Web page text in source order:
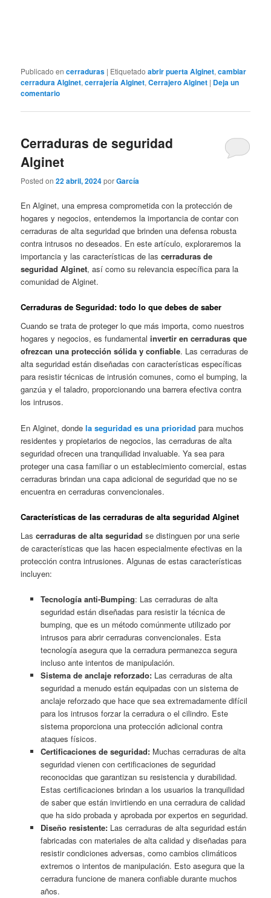
Publicado en cerraduras | Etiquetado abrir puerta Alginet,cambiar
cerradura Alginet,cerrajería Alginet,Cerrajero Alginet | Deja un
comentario
Cerraduras de seguridad
Alginet
Posted on22 abril, 2024porGarcía
En Alginet, una empresa comprometida con la protección de
hogares y negocios, entendemos la importancia de contar con
cerraduras de alta seguridad que brinden una defensa robusta
contra intrusos no deseados. En este artículo, exploraremos la
importancia y las características de las cerraduras de
seguridad Alginet, así como su relevancia específica para la
comunidad de Alginet.
Cerraduras de Seguridad: todo lo que debes de saber
Cuando se trata de proteger lo que más importa, como nuestros
hogares y negocios, es fundamental invertir en cerraduras que
ofrezcan una protección sólida y confiable. Las cerraduras de
alta seguridad están diseñadas con características específicas
para resistir técnicas de intrusión comunes, como el bumping, la
ganzúa y el taladro, proporcionando una barrera efectiva contra
los intrusos.
En Alginet, dondela seguridad es una prioridad para muchos
residentes y propietarios de negocios, las cerraduras de alta
seguridad ofrecen una tranquilidad invaluable. Ya sea para
proteger una casa familiar o un establecimiento comercial, estas
cerraduras brindan una capa adicional de seguridad que no se
encuentra en cerraduras convencionales.
Características de las cerraduras de alta seguridad Alginet
Lascerraduras de alta seguridad se distinguen por una serie
de características que las hacen especialmente efectivas en la
protección contra intrusiones. Algunas de estas características
incluyen:
Tecnología anti-Bumping: Las cerraduras de alta
seguridad están diseñadas para resistir la técnica de
bumping, que es un método comúnmente utilizado por
intrusos para abrir cerraduras convencionales. Esta
tecnología asegura que la cerradura permanezca segura
incluso ante intentos de manipulación.
Sistema de anclaje reforzado:Las cerraduras de alta
seguridad a menudo están equipadas con un sistema de
anclaje reforzado que hace que sea extremadamente difícil
para los intrusos forzar la cerradura o el cilindro. Este
sistema proporciona una protección adicional contra
ataques físicos.
Certificaciones de seguridad:Muchas cerraduras de alta
seguridad vienen con certificaciones de seguridad
reconocidas que garantizan su resistencia y durabilidad.
Estas certificaciones brindan a los usuarios la tranquilidad
de saber que están invirtiendo en una cerradura de calidad
que ha sido probada y aprobada por expertos en seguridad.
Diseño resistente:Las cerraduras de alta seguridad están
fabricadas con materiales de alta calidad y diseñadas para
resistir condiciones adversas, como cambios climáticos
extremos o intentos de manipulación. Esto asegura que la
cerradura funcione de manera confiable durante muchos
años.